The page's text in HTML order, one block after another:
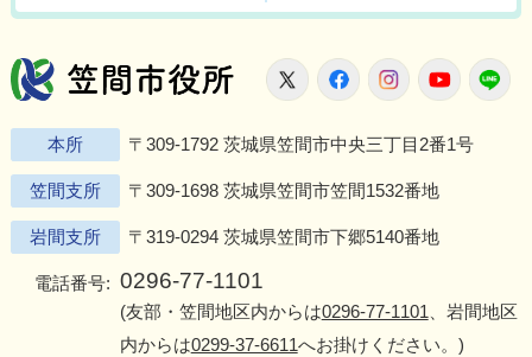
笠間市役所
X FacebookInstagram
本所 〒309-1792 茨城県笠間市中央三丁目2番1号
笠間支所 〒309-1698 茨城県笠間市笠間1532番地
岩間支所 〒319-0294 茨城県笠間市下郷5140番地
電話番号: 0296-77-1101
(友部・笠間地区内からは0296-77-1101 、岩間地区
内からは0299-37-6611へお掛けください。)